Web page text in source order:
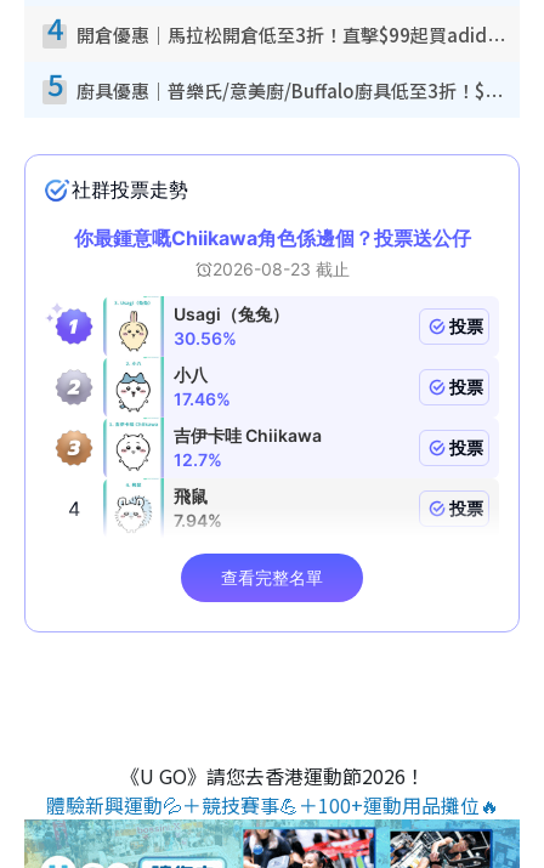
4 開倉優惠｜馬拉松開倉低至3折！直擊$99起買adidas／New Balance／Puma鞋款 STANLEY保溫杯劈價至$119起
5 廚具優惠｜普樂氏/意美廚/Buffalo廚具低至3折！$89起買煎鍋／炒鑊／個人鍋 同場小家電激減至$99起
《U GO》請您去香港運動節2026！
體驗新興運動💦＋競技賽事💪＋100+運動用品攤位🔥